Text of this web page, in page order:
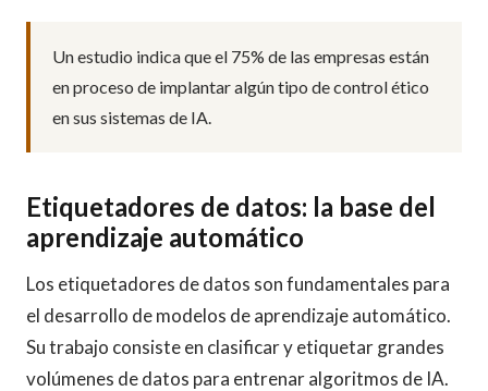
Un estudio indica que el 75% de las empresas están
en proceso de implantar algún tipo de control ético
en sus sistemas de IA.
Etiquetadores de datos: la base del
aprendizaje automático
Los etiquetadores de datos son fundamentales para
el desarrollo de modelos de aprendizaje automático.
Su trabajo consiste en clasificar y etiquetar grandes
volúmenes de datos para entrenar algoritmos de IA.